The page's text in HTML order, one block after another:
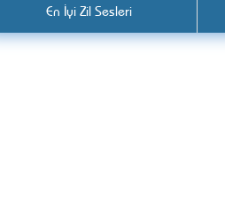
En İyi Zil Sesleri